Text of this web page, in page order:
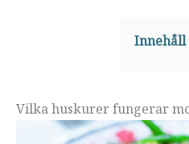
Innehåll
Vilka huskurer fungerar